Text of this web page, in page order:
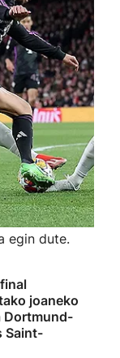
egin dute.
final
joaneko
Dortmund-
Saint-